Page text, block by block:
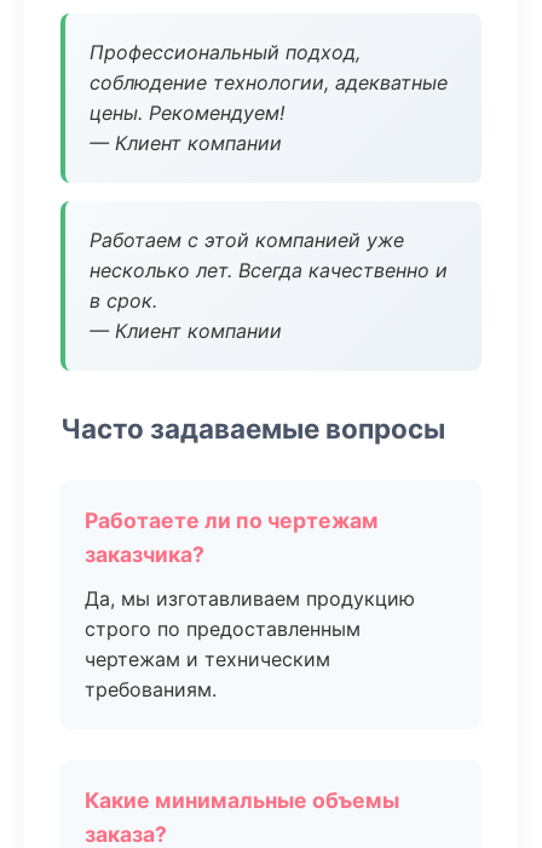
Профессиональный подход,
соблюдение технологии, адекватные
цены. Рекомендуем!
— Клиент компании
Работаем с этой компанией уже
несколько лет. Всегда качественно и
в срок.
— Клиент компании
Часто задаваемые вопросы
Работаете ли по чертежам
заказчика?
Да, мы изготавливаем продукцию
строго по предоставленным
чертежам и техническим
требованиям.
Какие минимальные объемы
заказа?